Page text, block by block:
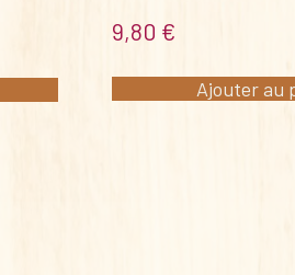
9,80 €
Ajouter au